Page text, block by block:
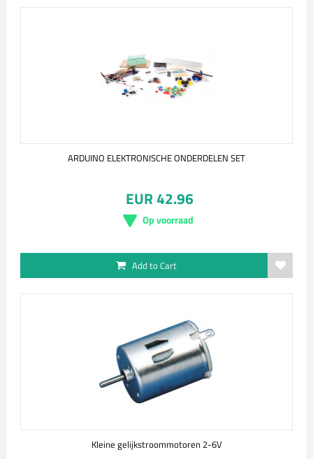
ARDUINO ELEKTRONISCHE ONDERDELEN SET
EUR 42.96
Op voorraad
Add to Cart
Kleine gelijkstroommotoren 2-6V